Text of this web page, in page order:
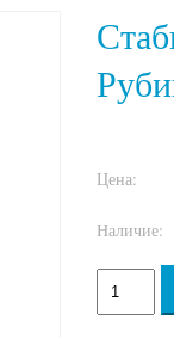
Цена:
Наличие: